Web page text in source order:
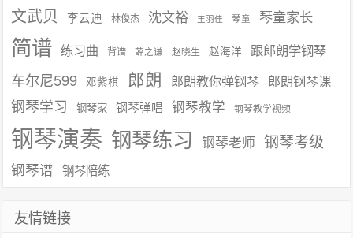
文武贝 李云迪 林俊杰 沈文裕 王羽佳 琴童 琴童家长
简谱 练习曲 背谱 薛之谦 赵晓生 赵海洋 跟郎朗学钢琴
车尔尼599 邓紫棋 郎朗 郎朗教你弹钢琴 郎朗钢琴课
钢琴学习 钢琴家 钢琴弹唱 钢琴教学 钢琴教学视频
钢琴演奏 钢琴练习 钢琴老师 钢琴考级
钢琴谱 钢琴陪练
友情链接